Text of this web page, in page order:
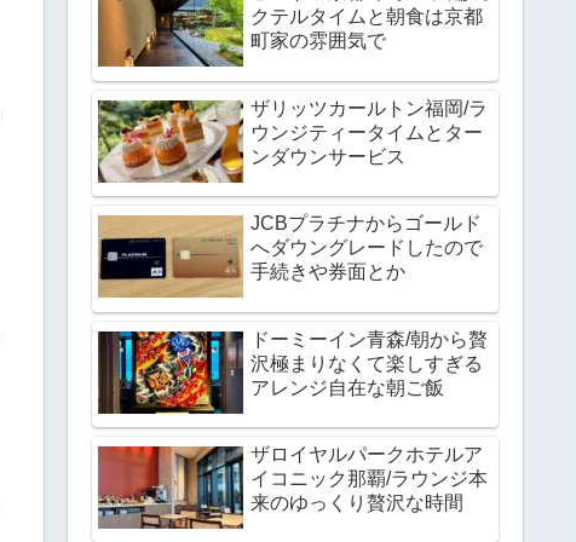
クテルタイムと朝食は京都
町家の雰囲気で
ザリッツカールトン福岡/ラ
ウンジティータイムとター
ンダウンサービス
JCBプラチナからゴールド
へダウングレードしたので
手続きや券面とか
ドーミーイン青森/朝から贅
沢極まりなくて楽しすぎる
アレンジ自在な朝ご飯
ザロイヤルパークホテルア
イコニック那覇/ラウンジ本
来のゆっくり贅沢な時間